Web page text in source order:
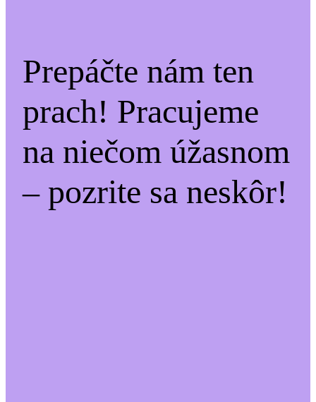
Prepáčte nám ten
prach! Pracujeme
na niečom úžasnom
– pozrite sa neskôr!